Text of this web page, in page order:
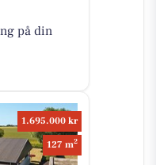
på din
1.695.000 kr
127 m2